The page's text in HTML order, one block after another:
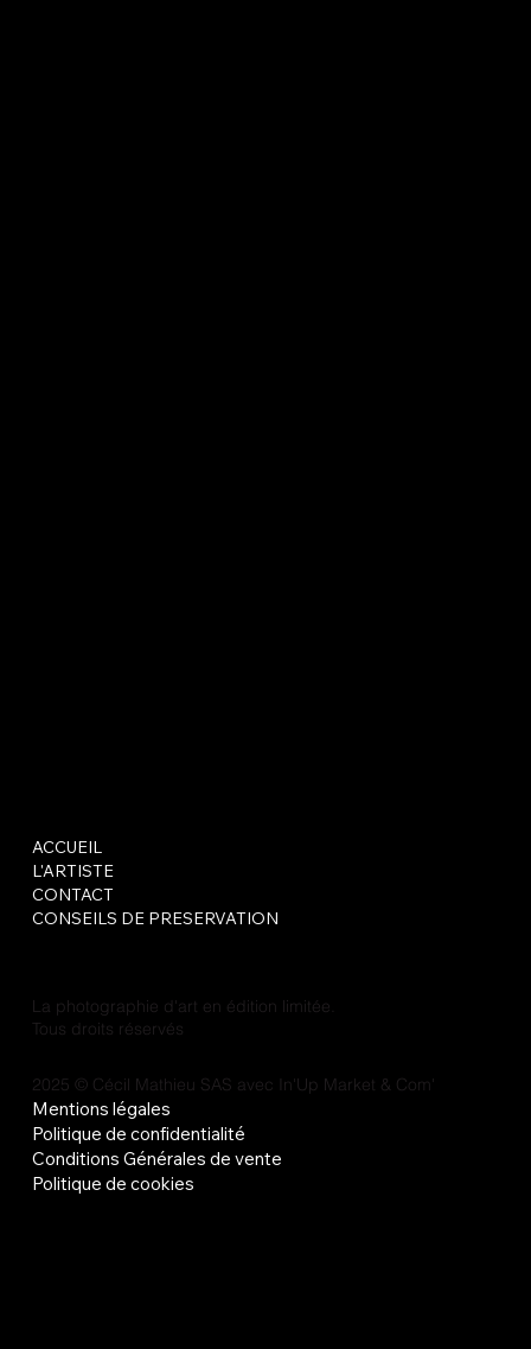
ACCUEIL
L'ARTISTE
CONTACT
CONSEILS DE PRESERVATION
Mentions légales
Politique de confidentialité
Conditions Générales de vente
Politique de cookies
La photographie d'art en édition limitée.
Tous droits réservés
2025 © Cécil Mathieu SAS avec In'Up Market & Com'